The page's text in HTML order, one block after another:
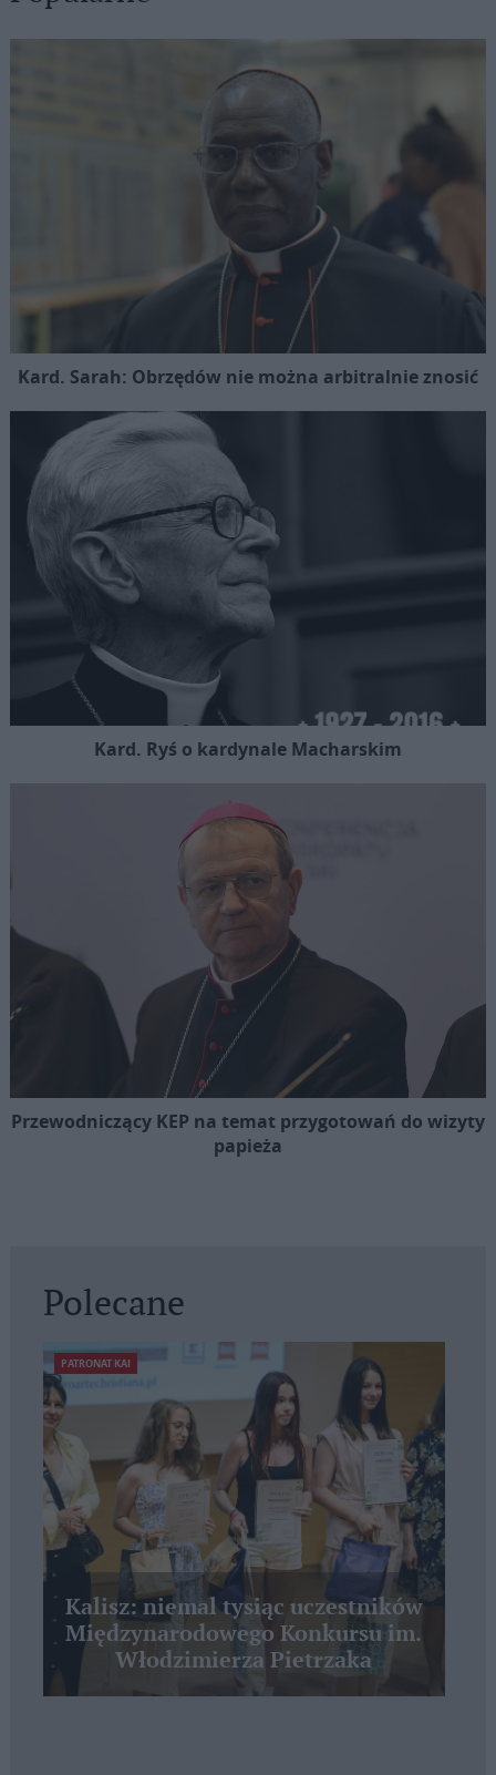
Kard. Sarah: Obrzędów nie można arbitralnie znosić
Kard. Ryś o kardynale Macharskim
Przewodniczący KEP na temat przygotowań do wizyty
papieża
Polecane
PATRONAT KAI
Kalisz: niemal tysiąc uczestników
Międzynarodowego Konkursu im.
Włodzimierza Pietrzaka